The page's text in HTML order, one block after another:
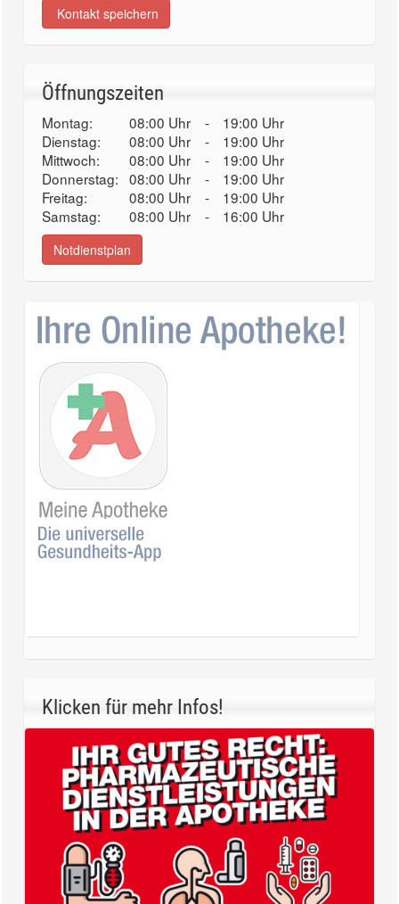
Kontakt speichern
Öffnungszeiten
Montag: 08:00 Uhr -
19:00 Uhr
Dienstag:
08:00 Uhr -
19:00 Uhr
Mittwoch:
08:00 Uhr -
19:00 Uhr
Donnerstag: 08:00 Uhr -
19:00 Uhr
Freitag:
08:00 Uhr -
19:00 Uhr
Samstag:
08:00 Uhr - 16:00 Uhr
Notdienstplan
Klicken für mehr Infos!